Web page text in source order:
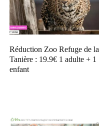
Réduction Zoo Refuge de la
Tanière : 19.9€ 1 adulte + 1
enfant